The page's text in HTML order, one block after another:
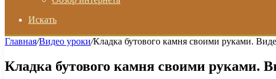
Искать
Главная/Видео уроки/Кладка бутового камня своими руками.
Кладка бутового камня своими руками.